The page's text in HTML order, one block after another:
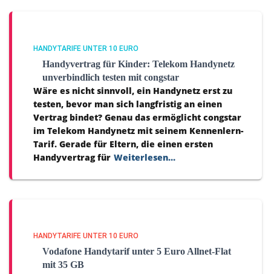
HANDYTARIFE UNTER 10 EURO
Handyvertrag für Kinder: Telekom Handynetz
unverbindlich testen mit congstar
Wäre es nicht sinnvoll, ein Handynetz erst zu
testen, bevor man sich langfristig an einen
Vertrag bindet? Genau das ermöglicht congstar
im Telekom Handynetz mit seinem Kennenlern-
Tarif. Gerade für Eltern, die einen ersten
Handyvertrag für Weiterlesen…
HANDYTARIFE UNTER 10 EURO
Vodafone Handytarif unter 5 Euro Allnet-Flat
mit 35 GB